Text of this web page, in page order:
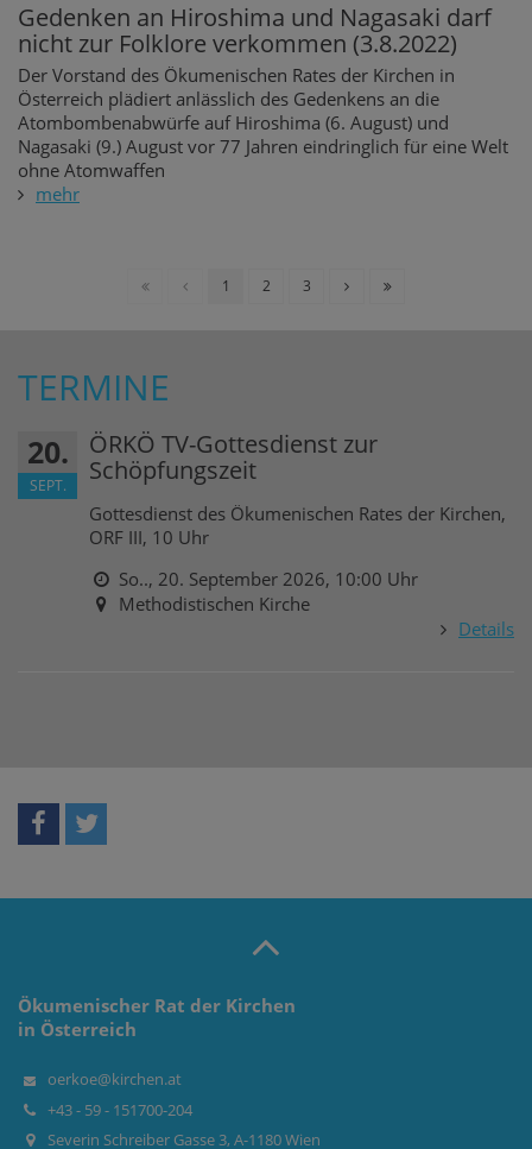
Gedenken an Hiroshima und Nagasaki darf
nicht zur Folklore verkommen (3.8.2022)
Der Vorstand des Ökumenischen Rates der Kirchen in
Österreich plädiert anlässlich des Gedenkens an die
Atombombenabwürfe auf Hiroshima (6. August) und
Nagasaki (9.) August vor 77 Jahren eindringlich für eine Welt
ohne Atomwaffen
mehr
1 2 3
TERMINE
20.
SEPT.
ÖRKÖ TV-Gottesdienst zur
Schöpfungszeit
Gottesdienst des Ökumenischen Rates der Kirchen,
ORF III, 10 Uhr
So.., 20. September 2026, 10:00 Uhr
Methodistischen Kirche
Details
Ökumenischer Rat der Kirchen
in Österreich
oerkoe@kirchen.at
+43 - 59 - 151700-204
Severin Schreiber Gasse 3, A-1180 Wien